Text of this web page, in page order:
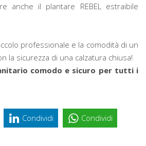
anche il plantare REBEL estraibile
professionale e la comodità di un
la sicurezza di una calzatura chiusa!
comodo e sicuro per tutti i
Condividi Condividi